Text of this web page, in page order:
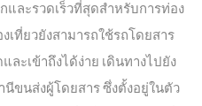
และรวดเร็วที่สุดสำหรับการท่อง
เที่ยวยังสามารถใช้รถโดยสาร
ละเข้าถึงได้ง่าย เดินทางไปยัง
ขนส่งผู้โดยสาร ซึ่งตั้งอยู่ในตัว